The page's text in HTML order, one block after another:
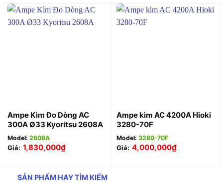
Ampe Kìm Đo Dòng AC
300A Ø33 Kyoritsu 2608A
Model: 2608A
Giá: 1,830,000₫
Ampe kìm AC 4200A Hioki
3280-70F
Model: 3280-70F
Giá: 4,000,000₫
SẢN PHẨM HAY TÌM KIẾM